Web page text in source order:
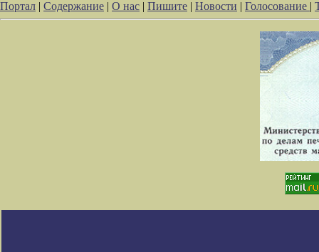
Портал | Содержание | О нас | Пишите | Новости | Голосование |